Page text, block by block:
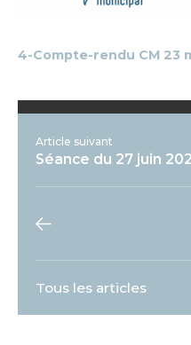
4-Compte-rendu CM 23
Article suivant
Séance du 27 juin
Tous les articles